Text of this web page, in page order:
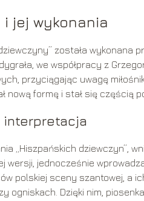
i jej wykonania
została wykonana
we współpracy z
przyciągając uwagę
nową formę i stał się częścią
interpretacja
„Hiszpańskich dziewczyn”,
wersji, jednocześnie
polskiej sceny szantowej, a
ogniskach. Dzięki nim,